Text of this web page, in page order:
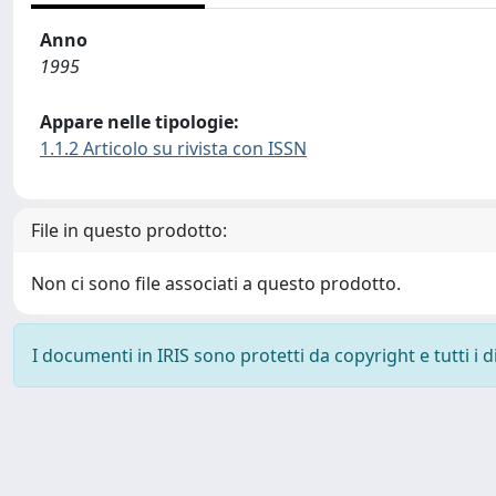
Anno
1995
Appare nelle tipologie:
1.1.2 Articolo su rivista con ISSN
File in questo prodotto:
Non ci sono file associati a questo prodotto.
I documenti in IRIS sono protetti da copyright e tutti i